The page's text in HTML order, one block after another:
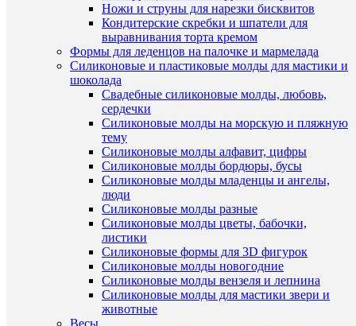
Ножи и струны для нарезки бисквитов
Кондитерские скребки и шпатели для
выравнивания торта кремом
Формы для леденцов на палочке и мармелада
Силиконовые и пластиковые молды для мастики и
шоколада
Свадебные силиконовые молды, любовь,
сердечки
Силиконовые молды на морскую и пляжную
тему
Силиконовые молды алфавит, цифры
Силиконовые молды бордюры, бусы
Силиконовые молды младенцы и ангелы,
люди
Силиконовые молды разные
Силиконовые молды цветы, бабочки,
листики
Силиконовые формы для 3D фигурок
Силиконовые молды новогодние
Силиконовые молды вензеля и лепнина
Силиконовые молды для мастики звери и
животные
Весы
Форма
15
грамм
202
руб.
/
шт
Купить
В
Быстрый